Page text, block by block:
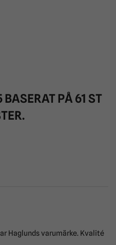
BASERAT PÅ 61 ST
Haglunds varumärke. Kvalité